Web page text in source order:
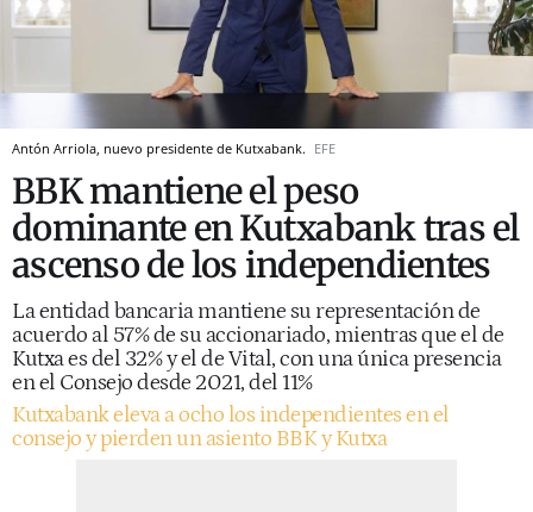
Antón Arriola, nuevo presidente de Kutxabank. EFE
BBK mantiene el peso
dominante en Kutxabank tras el
ascenso de los independientes
La entidad bancaria mantiene su representación de
acuerdo al 57% de su accionariado, mientras que el de
Kutxa es del 32% y el de Vital, con una única presencia
en el Consejo desde 2021, del 11%
Kutxabank eleva a ocho los independientes en el
consejo y pierden un asiento BBK y Kutxa